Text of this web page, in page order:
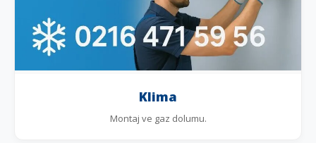
Klima
Montaj ve gaz dolumu.